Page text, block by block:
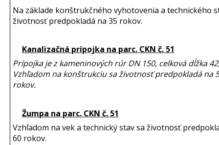
Na základe konštrukčného vyhotovenia a technického
životnosť predpokladá na 35 rokov.
Kanalizačná prípojka na parc. CKN č. 51
Prípojka je z kameninových rúr DN 150, celková dĺžka
Vzhľadom na konštrukciu sa životnosť predpokladá na
rokov.
Žumpa na parc. CKN č. 51
Vzhľadom na vek a technický stav sa životnosť
60 rokov.